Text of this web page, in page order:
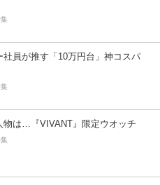
社員が推す「10万円台」神コスパ
物は…『VIVANT』限定ウオッチ